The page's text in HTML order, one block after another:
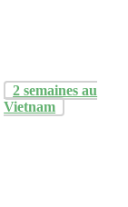
2 semaines au
Vietnam